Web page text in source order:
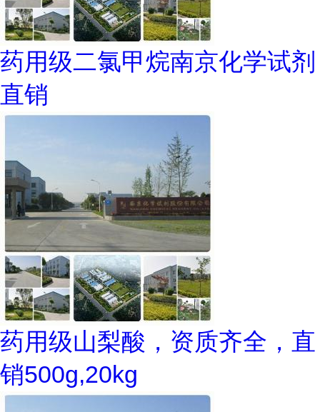
药用级二氯甲烷南京化学试剂
直销
药用级山梨酸，资质齐全，直
销500g,20kg